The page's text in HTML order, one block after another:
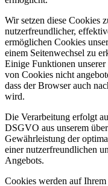
Wir setzen diese Cookies
nutzerfreundlicher,
ermöglichen Cookies
einem Seitenwechsel zu
Einige Funktionen
von Cookies nicht
dass der Browser auch
wird.
Die Verarbeitung erfolgt
DSGVO aus unserem
Gewährleistung der
einer nutzerfreundlichen
Angebots.
Cookies werden auf